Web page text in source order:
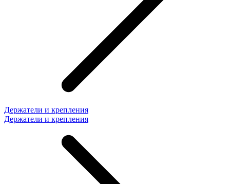
Держатели и крепления
Держатели и крепления